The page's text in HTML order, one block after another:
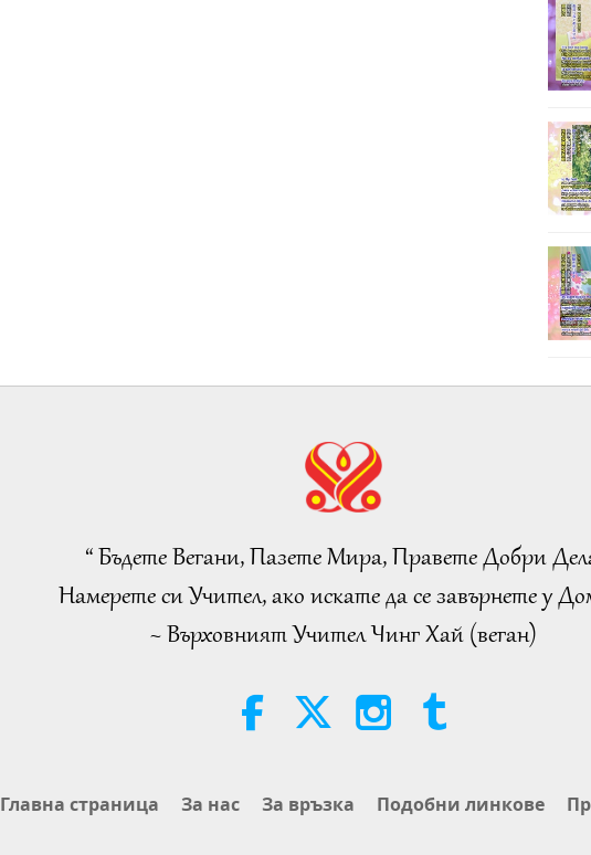
“ Бъдете Вегани, Пазете Мира, Правете Добри
Намерете си Учител, ако искате да се завърнете у
~ Върховният Учител Чинг Хай (веган)
Главна страница За нас За връзка Подобни линкове